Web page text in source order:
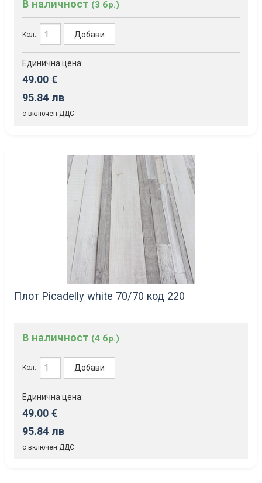
В наличност (3 бр.)
Кол.: Добави
Единична цена:
49.00 €
95.84 лв
с включен ДДС
Плот Picadelly white 70/70 код 220
В наличност (4 бр.)
Кол.: Добави
Единична цена:
49.00 €
95.84 лв
с включен ДДС